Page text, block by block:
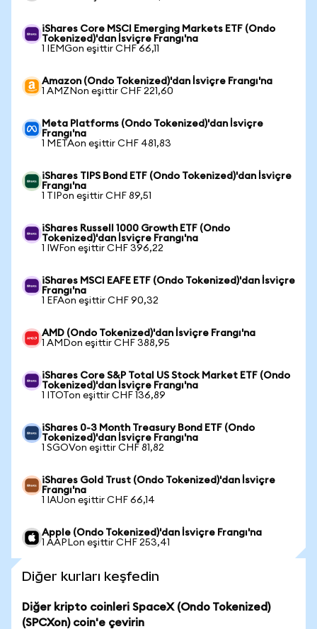
iShares Core MSCI Emerging Markets ETF (Ondo
Tokenized)'dan İsviçre Frangı'na
1 IEMGon eşittir CHF 66,11
Amazon (Ondo Tokenized)'dan İsviçre Frangı'na
1 AMZNon eşittir CHF 221,60
Meta Platforms (Ondo Tokenized)'dan İsviçre
Frangı'na
1 METAon eşittir CHF 481,83
iShares TIPS Bond ETF (Ondo Tokenized)'dan İsviçre
Frangı'na
1 TIPon eşittir CHF 89,51
iShares Russell 1000 Growth ETF (Ondo
Tokenized)'dan İsviçre Frangı'na
1 IWFon eşittir CHF 396,22
iShares MSCI EAFE ETF (Ondo Tokenized)'dan İsviçre
Frangı'na
1 EFAon eşittir CHF 90,32
AMD (Ondo Tokenized)'dan İsviçre Frangı'na
1 AMDon eşittir CHF 388,95
iShares Core S&P Total US Stock Market ETF (Ondo
Tokenized)'dan İsviçre Frangı'na
1 ITOTon eşittir CHF 136,89
iShares 0-3 Month Treasury Bond ETF (Ondo
Tokenized)'dan İsviçre Frangı'na
1 SGOVon eşittir CHF 81,82
iShares Gold Trust (Ondo Tokenized)'dan İsviçre
Frangı'na
1 IAUon eşittir CHF 66,14
Apple (Ondo Tokenized)'dan İsviçre Frangı'na
1 AAPLon eşittir CHF 253,41
Diğer kurları keşfedin
Diğer kripto coinleri SpaceX (Ondo Tokenized)
(SPCXon) coin'e çevirin